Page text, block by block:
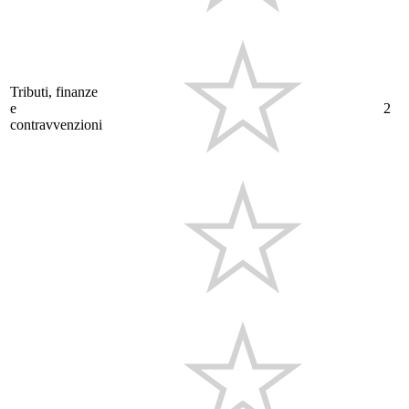
Tributi, finanze
e
contravvenzioni
2